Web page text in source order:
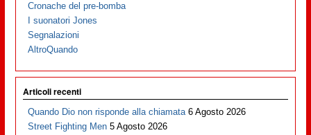
Cronache del pre-bomba
I suonatori Jones
Segnalazioni
AltroQuando
Articoli recenti
Quando Dio non risponde alla chiamata 6 Agosto 2026
Street Fighting Men 5 Agosto 2026